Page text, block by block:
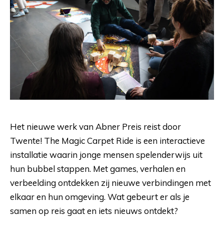
Het nieuwe werk van Abner Preis reist door
Twente! The Magic Carpet Ride is een interactieve
installatie waarin jonge mensen spelenderwijs uit
hun bubbel stappen. Met games, verhalen en
verbeelding ontdekken zij nieuwe verbindingen met
elkaar en hun omgeving. Wat gebeurt er als je
samen op reis gaat en iets nieuws ontdekt?